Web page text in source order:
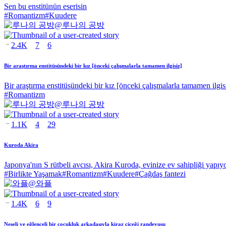
Sen bu enstitünün eserisin
#Romantizm#Kuudere
@루나의 공방
2.4K 7 6
Bir araştırma enstitüsündeki bir kız [önceki çalışmalarla tamamen ilgisiz]
Bir araştırma enstitüsündeki bir kız [önceki çalışmalarla tamamen
#Romantizm
@루나의 공방
1.1K 4 29
Kuroda Akira
Japonya'nın S rütbeli avcısı, Akira Kuroda, evinize ev sahipliği
#Birlikte Yaşamak#Romantizm#Kuudere#Çağdaş fantezi
@와플
1.4K 6 9
Neşeli ve eğlenceli bir çocukluk arkadaşıyla kiraz çiçeği randevusu